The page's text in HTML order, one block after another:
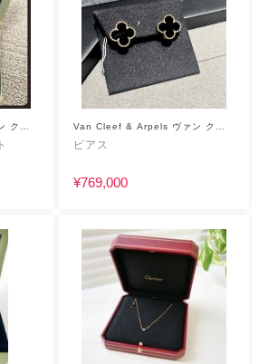
クリ
Van Cleef & Arpels ヴァン クリ
ーフアンドアーペル
ピアス
¥769,000